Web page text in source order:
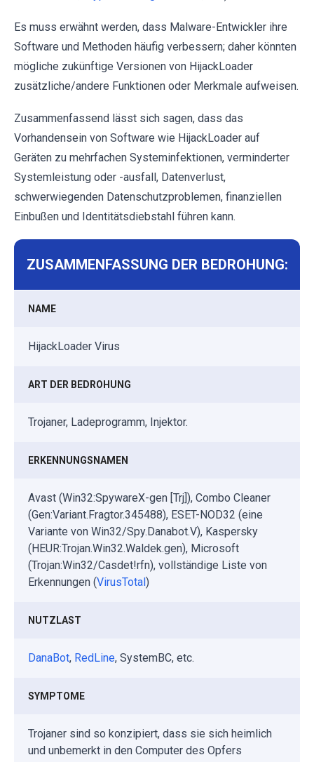
Es muss erwähnt werden, dass Malware-Entwickler ihre
Software und Methoden häufig verbessern; daher könnten
mögliche zukünftige Versionen von HijackLoader
zusätzliche/andere Funktionen oder Merkmale aufweisen.
Zusammenfassend lässt sich sagen, dass das
Vorhandensein von Software wie HijackLoader auf
Geräten zu mehrfachen Systeminfektionen, verminderter
Systemleistung oder -ausfall, Datenverlust,
schwerwiegenden Datenschutzproblemen, finanziellen
Einbußen und Identitätsdiebstahl führen kann.
ZUSAMMENFASSUNG DER BEDROHUNG:
NAME
HijackLoader Virus
ART DER BEDROHUNG
Trojaner, Ladeprogramm, Injektor.
ERKENNUNGSNAMEN
Avast (Win32:SpywareX-gen [Trj]), Combo Cleaner
(Gen:Variant.Fragtor.345488), ESET-NOD32 (eine
Variante von Win32/Spy.Danabot.V), Kaspersky
(HEUR:Trojan.Win32.Waldek.gen), Microsoft
(Trojan:Win32/Casdet!rfn), vollständige Liste von
Erkennungen (VirusTotal)
NUTZLAST
DanaBot, RedLine, SystemBC, etc.
SYMPTOME
Trojaner sind so konzipiert, dass sie sich heimlich
und unbemerkt in den Computer des Opfers